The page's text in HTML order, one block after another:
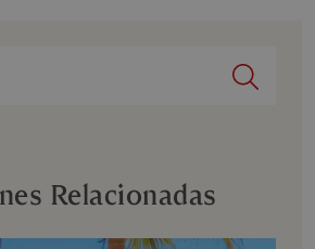
Relacionadas